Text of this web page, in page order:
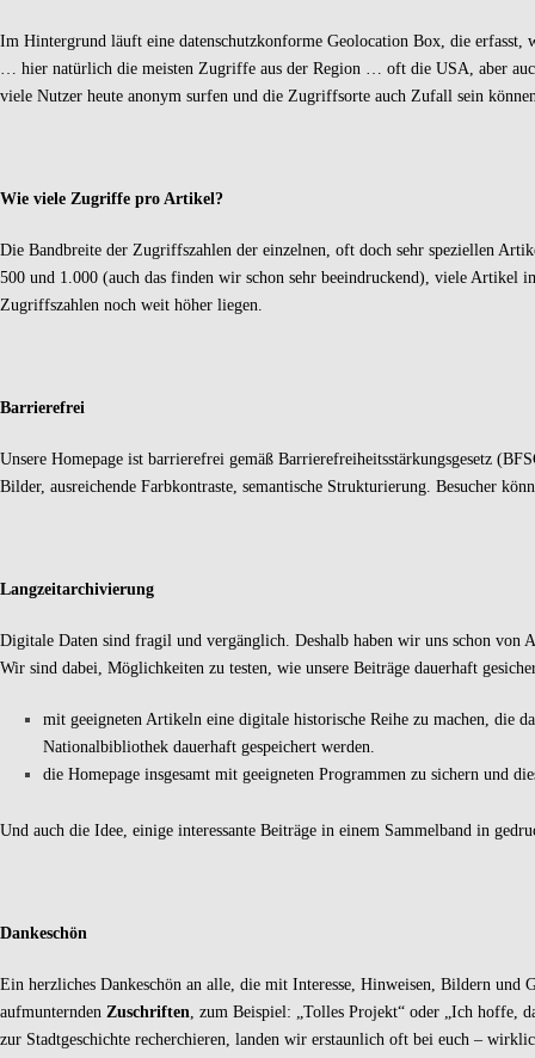
Im Hintergrund läuft eine datenschutzkonforme Geolocation Box, die
… hier natürlich die meisten Zugriffe aus der Region … oft die USA, aber
viele Nutzer heute anonym surfen und die Zugriffsorte auch Zufall sein
Wie viele Zugriffe pro Artikel?
Die Bandbreite der Zugriffszahlen der einzelnen, oft doch sehr speziellen
500 und 1.000 (auch das finden wir schon sehr beeindruckend), viele
Zugriffszahlen noch weit höher liegen.
Barrierefrei
Unsere Homepage ist barrierefrei gemäß Barrierefreiheitsstärkungsgesetz
Bilder, ausreichende Farbkontraste, semantische Strukturierung. Besucher
Langzeitarchivierung
Digitale Daten sind fragil und vergänglich. Deshalb haben wir uns schon von
Wir sind dabei, Möglichkeiten zu testen, wie unsere Beiträge dauerhaft
mit geeigneten Artikeln eine digitale historische Reihe zu machen, die
Nationalbibliothek dauerhaft gespeichert werden.
die Homepage insgesamt mit geeigneten Programmen zu sichern und
Und auch die Idee, einige interessante Beiträge in einem Sammelband in
Dankeschön
Ein herzliches Dankeschön an alle, die mit Interesse, Hinweisen, Bildern und
aufmunternden Zuschriften, zum Beispiel: „Tolles Projekt“ oder „Ich hoffe,
zur Stadtgeschichte recherchieren, landen wir erstaunlich oft bei euch –